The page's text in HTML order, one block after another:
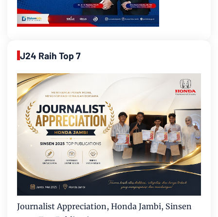
J24 Raih Top 7
Journalist Appreciation, Honda Jambi, Sinsen